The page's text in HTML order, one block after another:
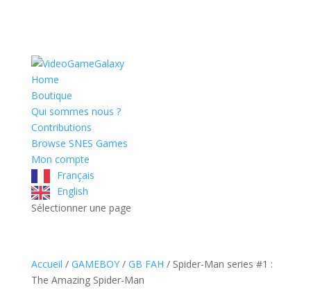
Home
Boutique
Qui sommes nous ?
Contributions
Browse SNES Games
Mon compte
Français
English
Sélectionner une page
Accueil / GAMEBOY/ GB FAH / Spider-Man series #1 :
The Amazing Spider-Man